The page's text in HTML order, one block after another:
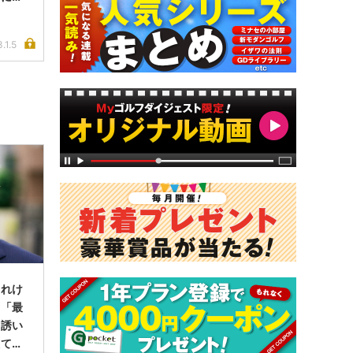
け
最
い
い